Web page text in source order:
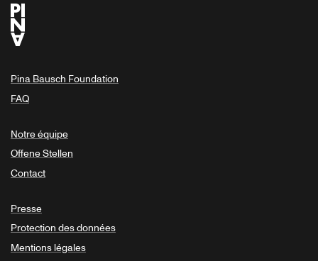
Pina Bausch Foundation
FAQ
Notre équipe
Offene Stellen
Contact
Presse
Protection des données
Mentions légales